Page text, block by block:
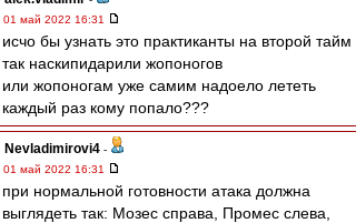
01 май 2022 16:31
исчо бы узнать это практиканты на второй тайм
так наскипидарили жопоногов
или жопоногам уже самим надоело лететь
каждый раз кому попало???
Nevladimirovi4 -
01 май 2022 16:31
при нормальной готовности атака должна
выглядеть так: Мозес справа, Промес слева,